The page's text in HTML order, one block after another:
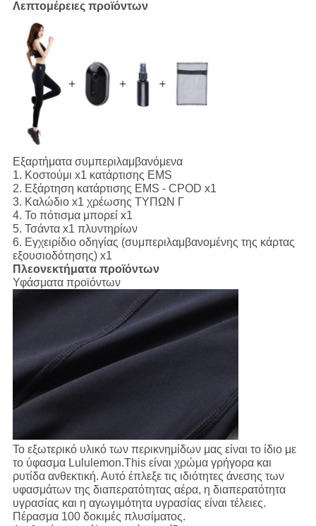
Λεπτομέρειες προϊόντων
Εξαρτήματα συμπεριλαμβανόμενα
1. Κοστούμι x1 κατάρτισης EMS
2. Εξάρτηση κατάρτισης EMS - CPOD x1
3. Καλώδιο x1 χρέωσης ΤΥΠΩΝ Γ
4. Το πότισμα μπορεί x1
5. Τσάντα x1 πλυντηρίων
6. Εγχειρίδιο οδηγίας (συμπεριλαμβανομένης της κάρτας
εξουσιοδότησης) x1
Πλεονεκτήματα προϊόντων
Υφάσματα προϊόντων
Το εξωτερικό υλικό των περικνημίδων μας είναι το ίδιο με
το ύφασμα Lululemon.This είναι χρώμα γρήγορα και
ρυτίδα ανθεκτική. Αυτό έπλεξε τις ιδιότητες άνεσης των
υφασμάτων της διαπερατότητας αέρα, η διαπερατότητα
υγρασίας και η αγωγιμότητα υγρασίας είναι τέλειες.
Πέρασμα 100 δοκιμές πλυσίματος.